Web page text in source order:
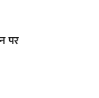
पर